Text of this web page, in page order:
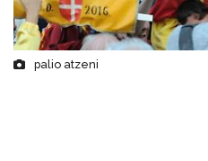
palio atzeni